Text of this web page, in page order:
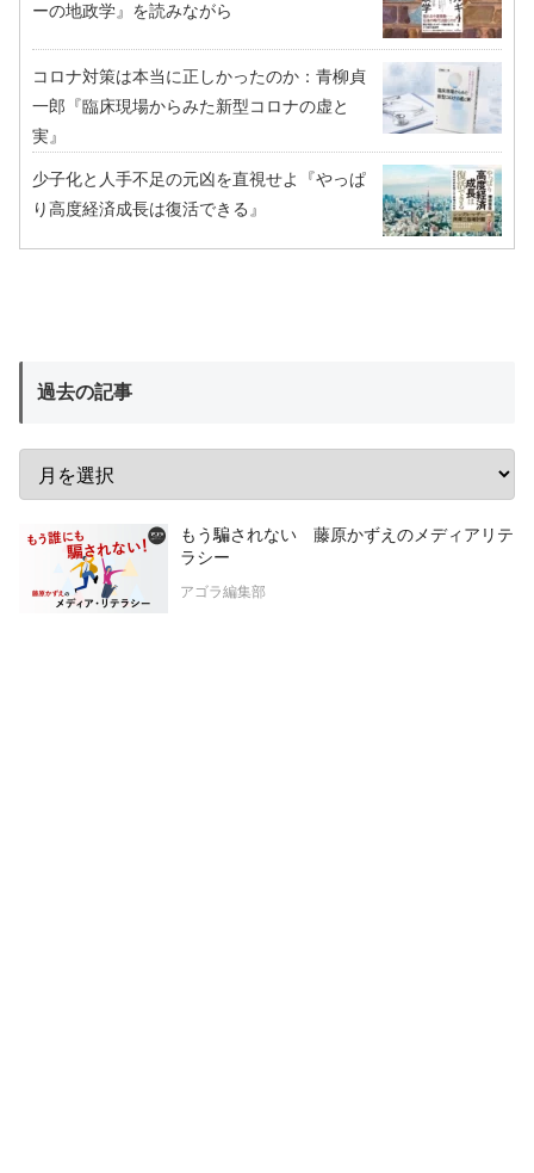
ーの地政学』を読みながら
コロナ対策は本当に正しかったのか：青柳貞
一郎『臨床現場からみた新型コロナの虚と
実』
少子化と人手不足の元凶を直視せよ『やっぱ
り高度経済成長は復活できる』
過去の記事
もう騙されない 藤原かずえのメディアリテ
ラシー
アゴラ編集部